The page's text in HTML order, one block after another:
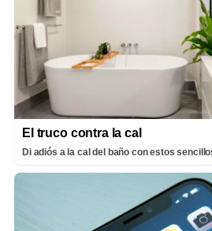
El truco contra la cal
Di adiós a la cal del baño con estos